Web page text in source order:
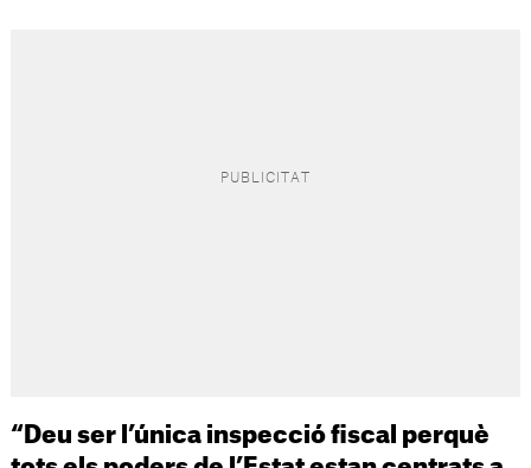
“Deu ser l’única inspecció fiscal perquè